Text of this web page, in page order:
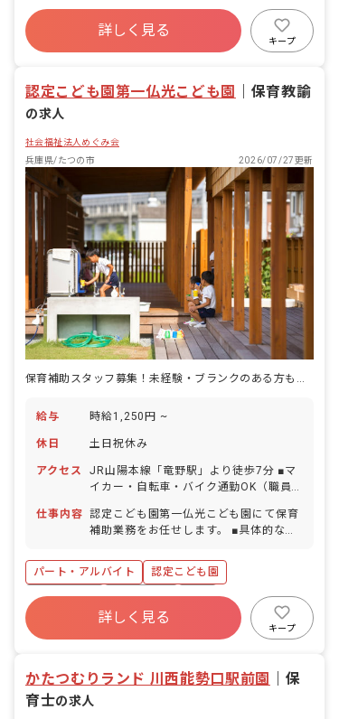
の計画・実行、お知らせの作成
ボーナス・賞与あり
社会保険完備
有給
福利厚生充実
退職金制度
昇給昇進あり
詳しく見る
キープ
認定こども園第一仏光こども園 保育教諭
の求人
社会福祉法人めぐみ会
兵庫県/たつの市
2026/07/27更新
保育補助スタッフ募集！未経験・ブランクのある方も歓迎しています！
給与 時給1,250円 ~
休日 土日祝休み
アクセス
JR山陽本線「竜野駅」より徒歩7分 ■マ
イカー・自転車・バイク通勤OK（職員
のぬくもりと開放感に溢れる素敵な園舎
です。最寄り駅からのアクセス良好、終
から車で10分、相生市から車で10分、
赤穂市から車で30分、上郡から車で40
分！周辺の市町村から通っている職員が
多いです！
仕事内容 認定こども園第一仏光こども園にて保育
補助業務をお任せします。 ■具体的な仕
理整頓 ・園内の清掃 ・書類作成
パート・アルバイト
認定こども園
WEB面接OK
土日祝休み
有給
産休育休制度
社会福祉法人
詳しく見る
キープ
かたつむりランド 川西能勢口駅前園
保
育士の求人